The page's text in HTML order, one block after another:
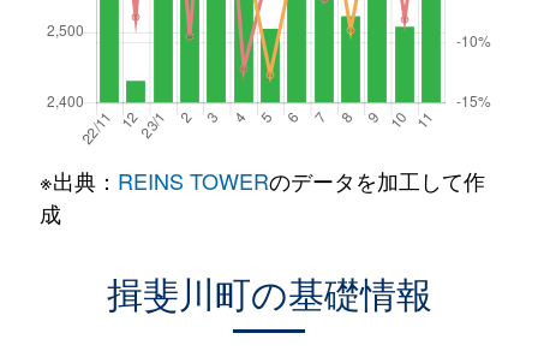
※出典： REINS TOWERのデータを加工して作
成
揖斐川町の基礎情報